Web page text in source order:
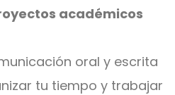
académicos
oral y escrita
tu tiempo y trabajar